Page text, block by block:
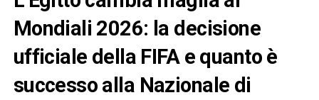
Mondiali 2026: la decisione
ufficiale della FIFA e quanto è
successo alla Nazionale di